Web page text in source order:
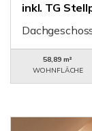
inkl. TG
58,89 m²
WOHNFLÄCHE